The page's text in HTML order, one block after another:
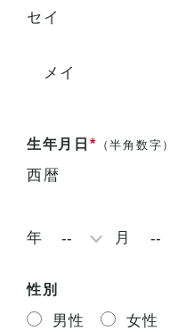
セイ
メイ
生年月日 * （半角数字）
西暦
年 月
性別
男性 女性